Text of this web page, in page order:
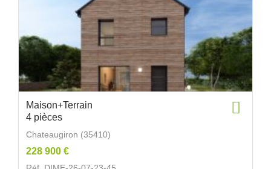
Maison+Terrain
4 pièces
Chateaugiron (35410)
228 900 €